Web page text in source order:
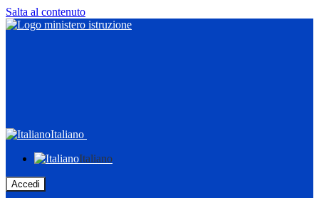
Salta al contenuto
Italiano
Italiano
Accedi